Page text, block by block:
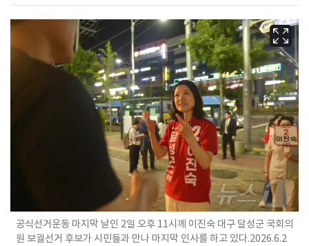
공식선거운동 마지막 날인 2일 오후 11시께 이진숙 대구 달성군 국회의
원 보궐선거 후보가 시민들과 만나 마지막 인사를 하고 있다.2026.6.2